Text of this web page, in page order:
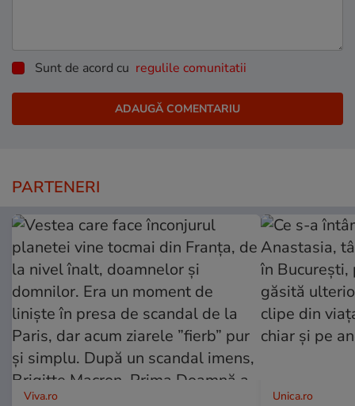
Sunt de acord cu regulile comunitatii
PARTENERI
Viva.ro Unica.ro